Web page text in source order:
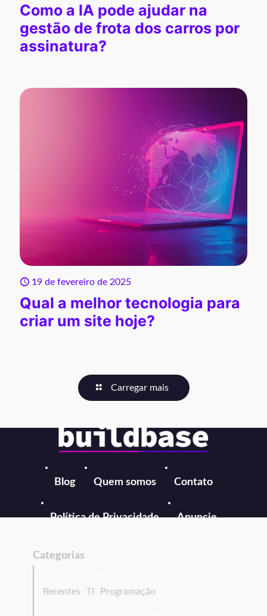
Como a IA pode ajudar na
gestão de frota dos carros por
assinatura?
19 de fevereiro de 2025
Qual a melhor tecnologia para
criar um site hoje?
Carregar mais
Blog Quem somos Contato
Política de Privacidade Anuncie
Categorias
Recentes TI Programação